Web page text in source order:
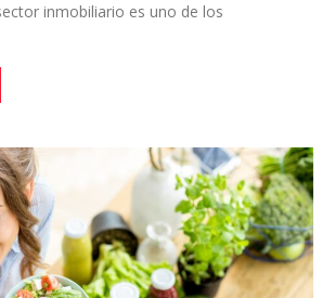
inmobiliario es uno de los